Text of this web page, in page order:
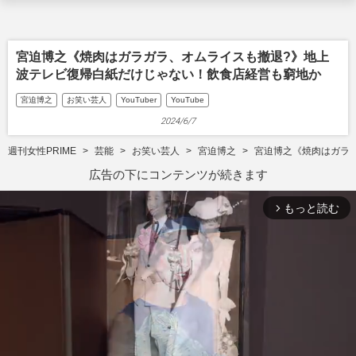
宮迫博之《焼肉はガラガラ、オムライスも撤退?》地上
波テレビ復帰白紙だけじゃない！飲食店経営も窮地か
宮迫博之 お笑い芸人 YouTuber YouTube
2024/6/7
週刊女性PRIME 芸能 お笑い芸人 宮迫博之 宮迫博之《焼肉はガラ
広告の下にコンテンツが続きます
arrow_forward_ios もっと読む